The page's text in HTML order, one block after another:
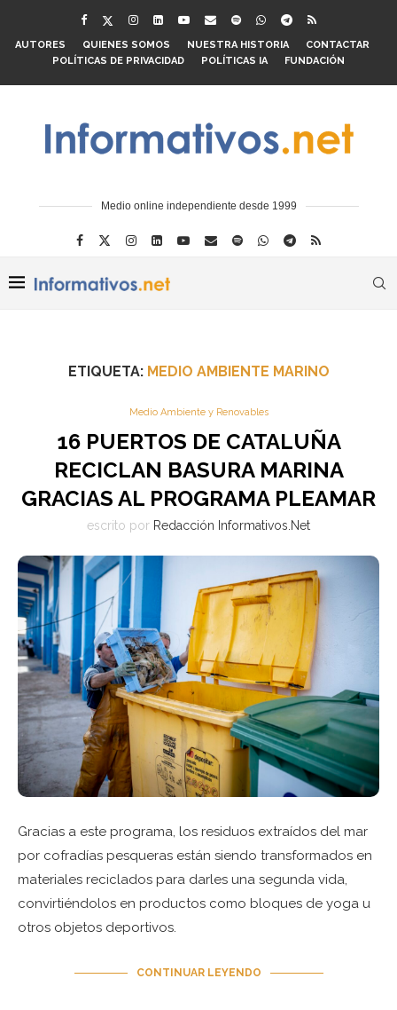
AUTORES QUIENES SOMOS NUESTRA HISTORIA
CONTACTAR
POLÍTICAS DE PRIVACIDAD
POLÍTICAS IA FUNDACIÓN
Medio online independiente desde 1999
ETIQUETA: MEDIO AMBIENTE MARINO
Medio Ambiente y Renovables
16 PUERTOS DE CATALUÑA
RECICLAN BASURA MARINA
GRACIAS AL PROGRAMA PLEAMAR
escrito por Redacción Informativos.Net
Gracias a este programa, los residuos extraídos del mar
por cofradías pesqueras están siendo transformados en
materiales reciclados para darles una segunda vida,
convirtiéndolos en productos como bloques de yoga u
otros objetos deportivos.
CONTINUAR LEYENDO